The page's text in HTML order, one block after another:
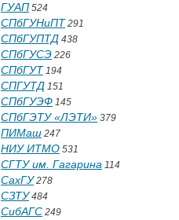
ГУАП 524
СПбГУНиПТ 291
СПбГУПТД 438
СПбГУСЭ 226
СПбГУТ 194
СПГУТД 151
СПбГУЭФ 145
СПбГЭТУ «ЛЭТИ» 379
ПИМаш 247
НИУ ИТМО 531
СГТУ им. Гагарина 114
СахГУ278
СЗТУ484
СибАГС 249